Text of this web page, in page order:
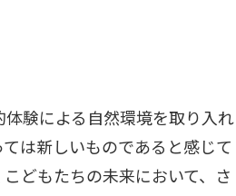
験による自然環境を取り入れ
は新しいものであると感じて
どもたちの未来において、さ